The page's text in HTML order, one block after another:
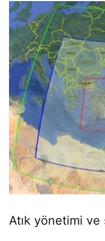
Atık yönetimi ve